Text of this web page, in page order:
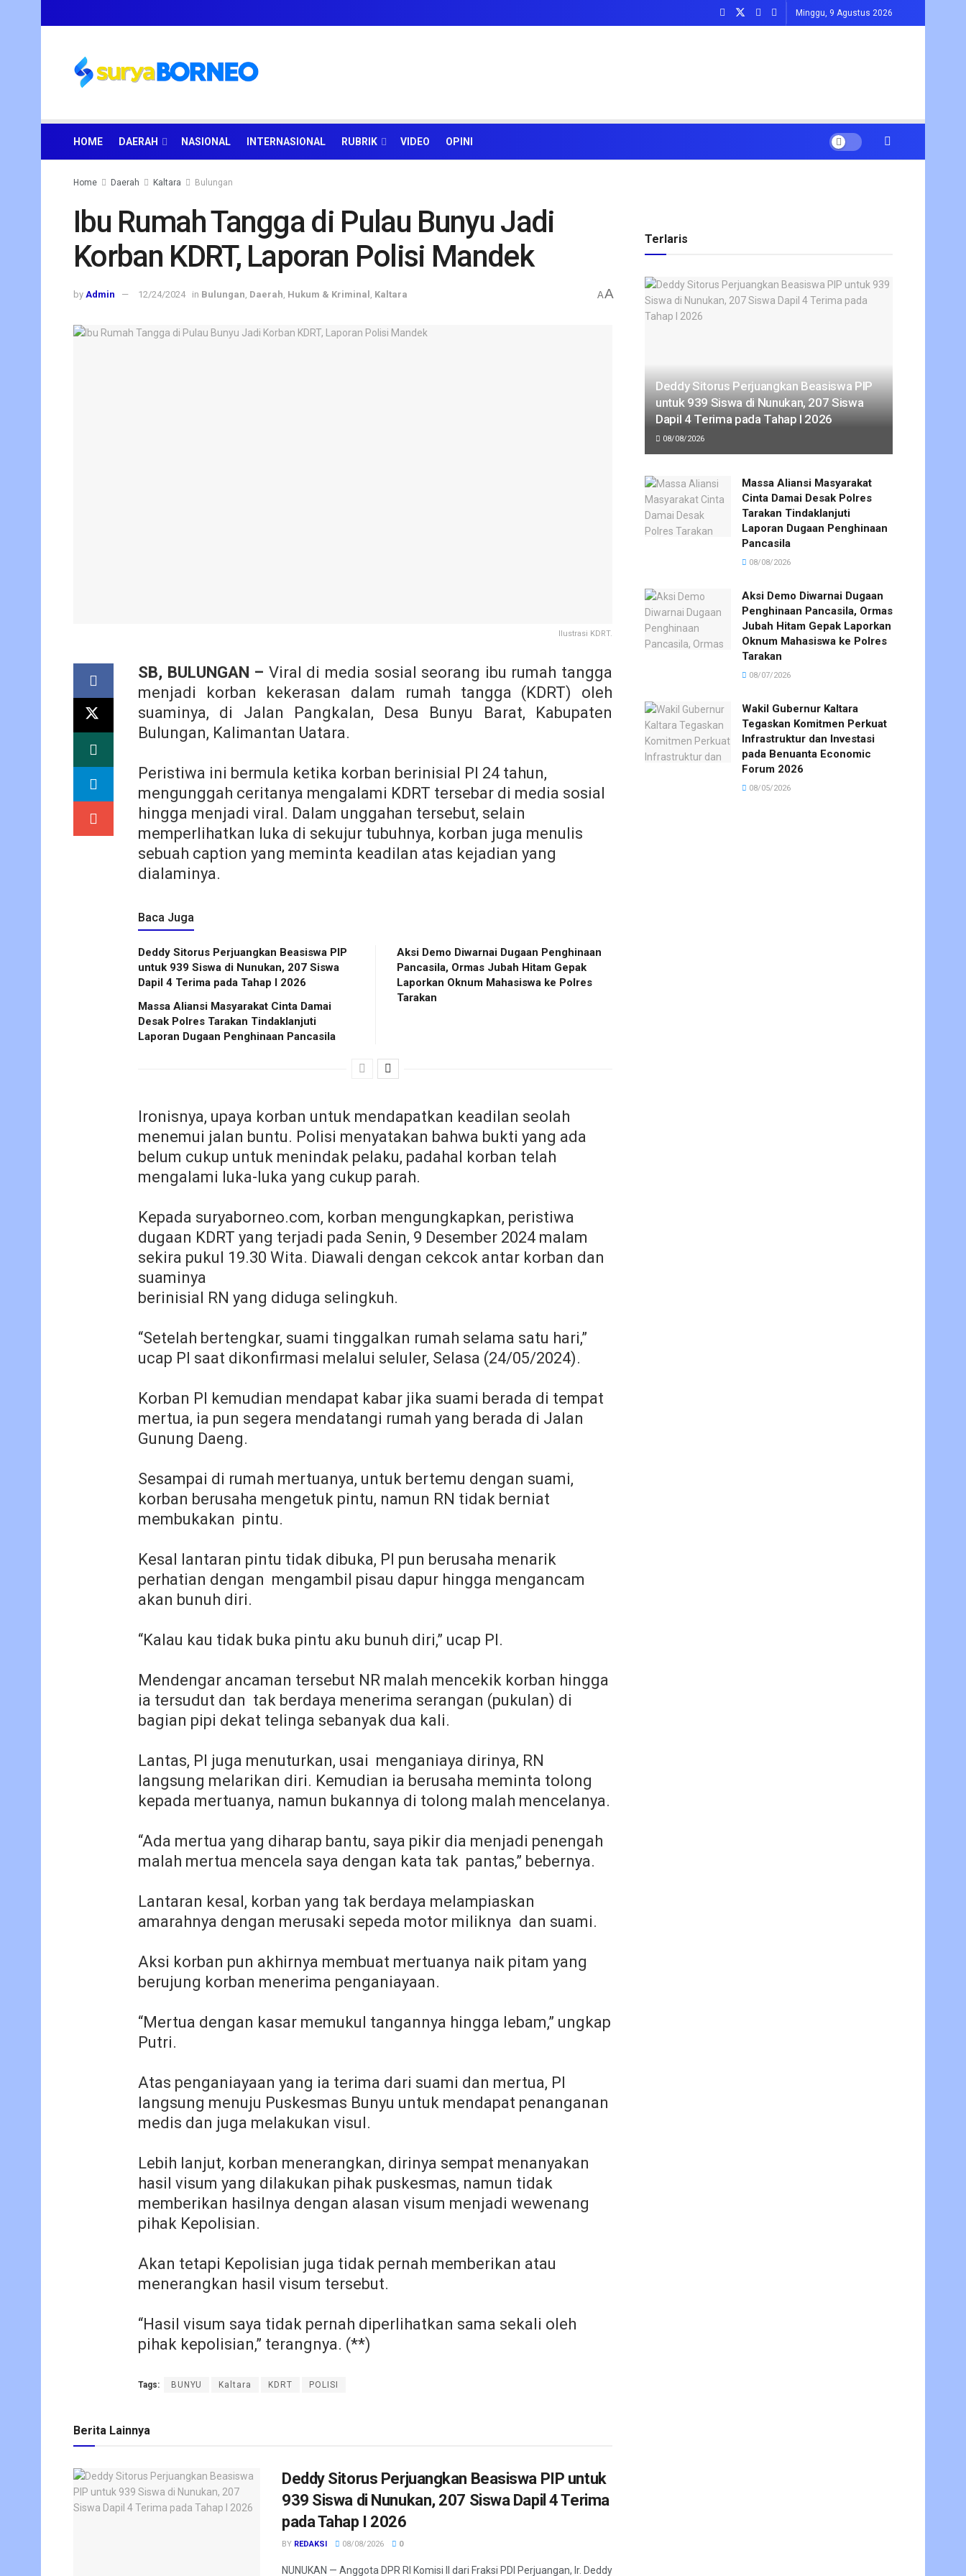
Minggu, 9 Agustus 2026
HOME DAERAH NASIONAL INTERNASIONAL RUBRIK VIDEO OPINI
Home Daerah Kaltara Bulungan
Ibu Rumah Tangga di Pulau Bunyu Jadi
Korban KDRT, Laporan Polisi Mandek
by Admin 12/24/2024 in Bulungan Daerah Hukum & Kriminal Kaltara AA
Ilustrasi KDRT.
SB, BULUNGAN – Viral di media sosial seorang ibu rumah tangga
menjadi korban kekerasan dalam rumah tangga (KDRT) oleh
suaminya, di Jalan Pangkalan, Desa Bunyu Barat, Kabupaten
Bulungan, Kalimantan Uatara.
Peristiwa ini bermula ketika korban berinisial PI 24 tahun,
mengunggah ceritanya mengalami KDRT tersebar di media sosial
hingga menjadi viral. Dalam unggahan tersebut, selain
memperlihatkan luka di sekujur tubuhnya, korban juga menulis
sebuah caption yang meminta keadilan atas kejadian yang
dialaminya.
Baca Juga
Deddy Sitorus Perjuangkan Beasiswa PIP
untuk 939 Siswa di Nunukan, 207 Siswa
Dapil 4 Terima pada Tahap I 2026
Massa Aliansi Masyarakat Cinta Damai
Desak Polres Tarakan Tindaklanjuti
Laporan Dugaan Penghinaan Pancasila
Aksi Demo Diwarnai Dugaan Penghinaan
Pancasila, Ormas Jubah Hitam Gepak
Laporkan Oknum Mahasiswa ke Polres
Tarakan
Ironisnya, upaya korban untuk mendapatkan keadilan seolah
menemui jalan buntu. Polisi menyatakan bahwa bukti yang ada
belum cukup untuk menindak pelaku, padahal korban telah
mengalami luka-luka yang cukup parah.
Kepada suryaborneo.com, korban mengungkapkan, peristiwa
dugaan KDRT yang terjadi pada Senin, 9 Desember 2024 malam
sekira pukul 19.30 Wita. Diawali dengan cekcok antar korban dan
suaminya
berinisial RN yang diduga selingkuh.
“Setelah bertengkar, suami tinggalkan rumah selama satu hari,”
ucap PI saat dikonfirmasi melalui seluler, Selasa (24/05/2024).
Korban PI kemudian mendapat kabar jika suami berada di tempat
mertua, ia pun segera mendatangi rumah yang berada di Jalan
Gunung Daeng.
Sesampai di rumah mertuanya, untuk bertemu dengan suami,
korban berusaha mengetuk pintu, namun RN tidak berniat
membukakan pintu.
Kesal lantaran pintu tidak dibuka, PI pun berusaha menarik
perhatian dengan mengambil pisau dapur hingga mengancam
akan bunuh diri.
“Kalau kau tidak buka pintu aku bunuh diri,” ucap PI.
Mendengar ancaman tersebut NR malah mencekik korban hingga
ia tersudut dan tak berdaya menerima serangan (pukulan) di
bagian pipi dekat telinga sebanyak dua kali.
Lantas, PI juga menuturkan, usai menganiaya dirinya, RN
langsung melarikan diri. Kemudian ia berusaha meminta tolong
kepada mertuanya, namun bukannya di tolong malah mencelanya.
“Ada mertua yang diharap bantu, saya pikir dia menjadi penengah
malah mertua mencela saya dengan kata tak pantas,” bebernya.
Lantaran kesal, korban yang tak berdaya melampiaskan
amarahnya dengan merusaki sepeda motor miliknya dan suami.
Aksi korban pun akhirnya membuat mertuanya naik pitam yang
berujung korban menerima penganiayaan.
“Mertua dengan kasar memukul tangannya hingga lebam,” ungkap
Putri.
Atas penganiayaan yang ia terima dari suami dan mertua, PI
langsung menuju Puskesmas Bunyu untuk mendapat penanganan
medis dan juga melakukan visul.
Lebih lanjut, korban menerangkan, dirinya sempat menanyakan
hasil visum yang dilakukan pihak puskesmas, namun tidak
memberikan hasilnya dengan alasan visum menjadi wewenang
pihak Kepolisian.
Akan tetapi Kepolisian juga tidak pernah memberikan atau
menerangkan hasil visum tersebut.
“Hasil visum saya tidak pernah diperlihatkan sama sekali oleh
pihak kepolisian,” terangnya. (**)
Tags: BUNYU Kaltara KDRT POLISI
Berita Lainnya
Deddy Sitorus Perjuangkan Beasiswa PIP untuk
939 Siswa di Nunukan, 207 Siswa Dapil 4 Terima
pada Tahap I 2026
BY REDAKSI 08/08/2026 0
NUNUKAN — Anggota DPR RI Komisi II dari Fraksi PDI Perjuangan, Ir. Deddy
Terlaris
Deddy Sitorus Perjuangkan Beasiswa PIP
untuk 939 Siswa di Nunukan, 207 Siswa
Dapil 4 Terima pada Tahap I 2026
08/08/2026
Massa Aliansi Masyarakat
Cinta Damai Desak Polres
Tarakan Tindaklanjuti
Laporan Dugaan Penghinaan
Pancasila
08/08/2026
Aksi Demo Diwarnai Dugaan
Penghinaan Pancasila, Ormas
Jubah Hitam Gepak Laporkan
Oknum Mahasiswa ke Polres
Tarakan
08/07/2026
Wakil Gubernur Kaltara
Tegaskan Komitmen Perkuat
Infrastruktur dan Investasi
pada Benuanta Economic
Forum 2026
08/05/2026